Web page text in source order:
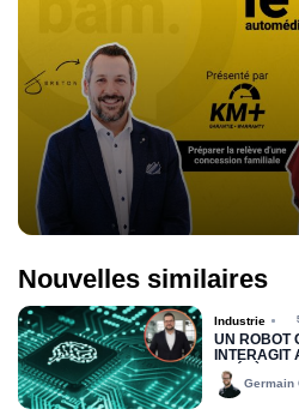
Nouvelles similaires
Industrie
UN ROBOT
INTERAGIT
PRÉFÈRE
PARLENT
Germain